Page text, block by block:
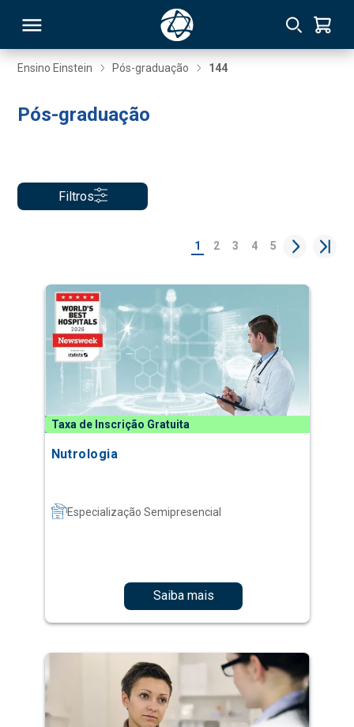
Ensino Einstein Pós-graduação 144
Pós-graduação
Filtros
1 2 3 4 5
Taxa de Inscrição Gratuita
Nutrologia
Especialização Semipresencial
Saiba mais